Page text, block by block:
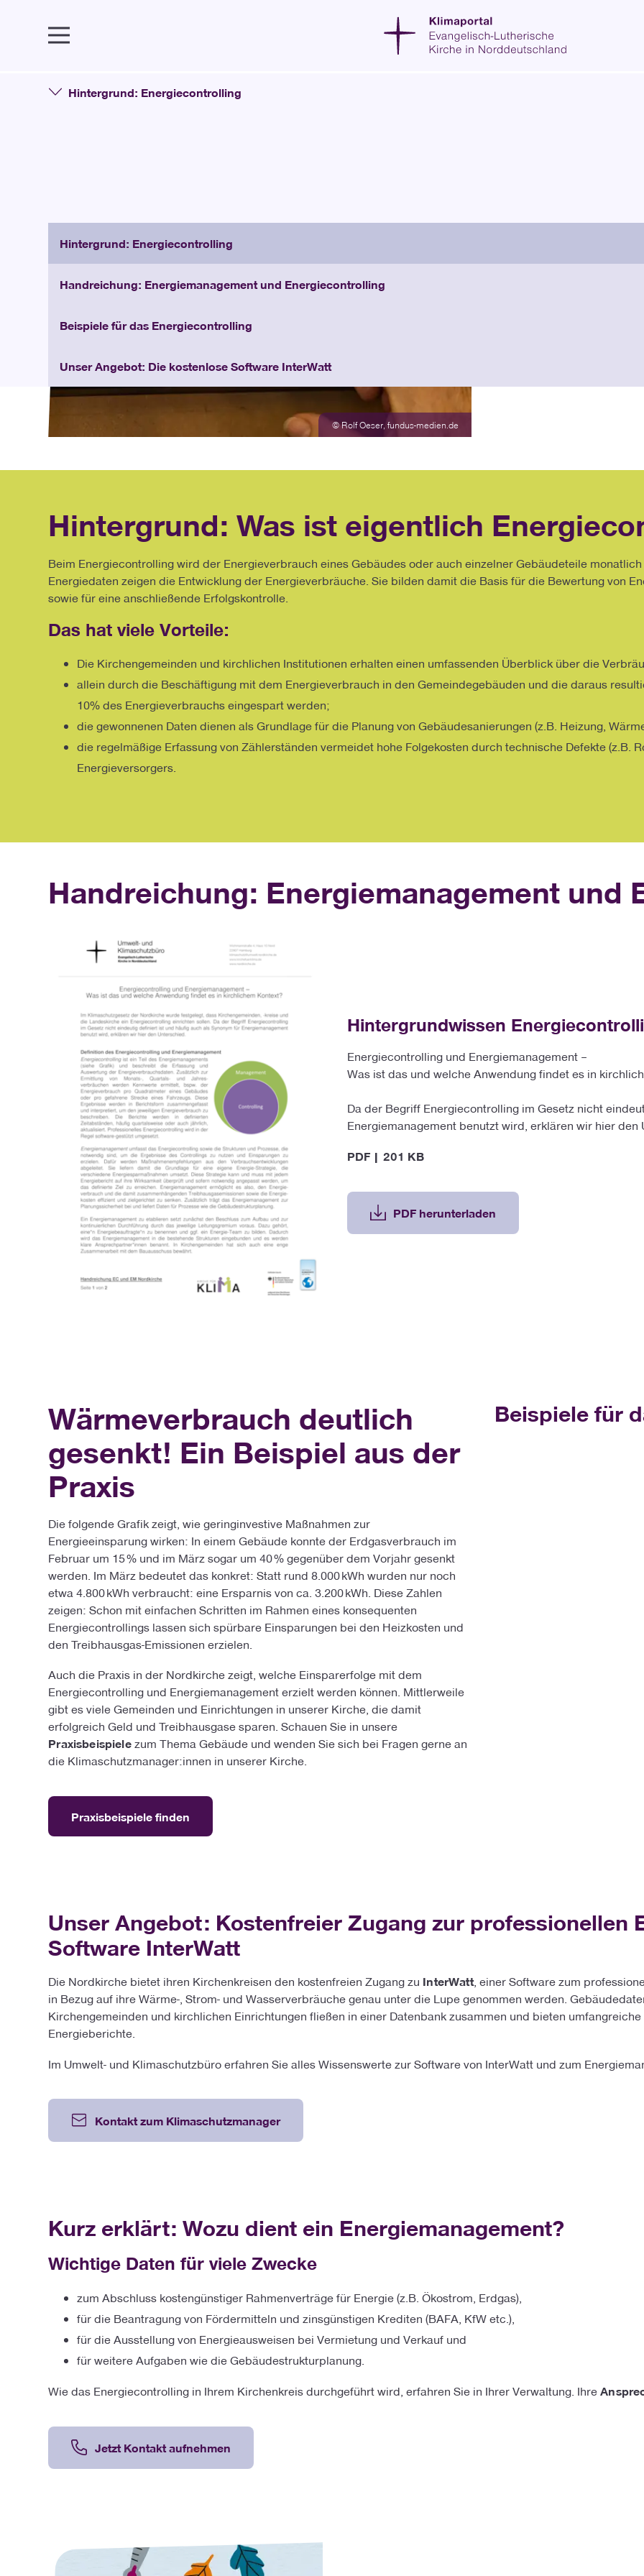
Hintergrund: Energiecontrolling
Hintergrund: Energiecontrolling
Handreichung: Energiemanagement und Energiecontrolling
Beispiele für das Energiecontrolling
Unser Angebot: Die kostenlose Software InterWatt
© Rolf Oeser, fundus-medien.de
ist man in der Lage
Hintergrund: Was ist eigentlich
Beim Energiecontrolling wird der Energieverbrauch eines Gebäudes oder auch einzelner Gebäudeteile
Energiedaten zeigen die Entwicklung der Energieverbräuche. Sie bilden damit die Basis für die Bewertung von
sowie für eine anschließende Erfolgskontrolle.
Das hat viele Vorteile:
Die Kirchengemeinden und kirchlichen Institutionen erhalten einen umfassenden Überblick über die
allein durch die Beschäftigung mit dem Energieverbrauch in den Gemeindegebäuden und die daraus
10% des Energieverbrauchs eingespart werden;
die gewonnenen Daten dienen als Grundlage für die Planung von Gebäudesanierungen (z.B. Heizung,
die regelmäßige Erfassung von Zählerständen vermeidet hohe Folgekosten durch technische Defekte (z.B.
Energieversorgers.
Handreichung: Energiemanagement und
Hintergrundwissen
Energiecontrolling und Energiemanagement –
Was ist das und welche Anwendung findet es in
Da der Begriff Energiecontrolling im Gesetz nicht
Energiemanagement benutzt wird, erklären wir hier den
PDF | 201 KB
PDF herunterladen
Wärmeverbrauch deutlich
gesenkt! Ein Beispiel aus der
Praxis
Die folgende Grafik zeigt, wie geringinvestive Maßnahmen zur
Energieeinsparung wirken: In einem Gebäude konnte der Erdgasverbrauch im
Februar um 15 % und im März sogar um 40 % gegenüber dem Vorjahr gesenkt
werden. Im März bedeutet das konkret: Statt rund 8.000 kWh wurden nur noch
etwa 4.800 kWh verbraucht: eine Ersparnis von ca. 3.200 kWh. Diese Zahlen
zeigen: Schon mit einfachen Schritten im Rahmen eines konsequenten
Energiecontrollings lassen sich spürbare Einsparungen bei den Heizkosten und
den Treibhausgas-Emissionen erzielen.
Auch die Praxis in der Nordkirche zeigt, welche Einsparerfolge mit dem
Energiecontrolling und Energiemanagement erzielt werden können. Mittlerweile
gibt es viele Gemeinden und Einrichtungen in unserer Kirche, die damit
erfolgreich Geld und Treibhausgase sparen. Schauen Sie in unsere
Praxisbeispielezum Thema Gebäude und wenden Sie sich bei Fragen gerne an
die Klimaschutzmanager:innen in unserer Kirche.
Praxisbeispiele finden
Beispiele für
Unser Angebot: Kostenfreier Zugang zur professionellen
Software InterWatt
Die Nordkirche bietet ihren Kirchenkreisen den kostenfreien Zugang zu InterWatt, einer Software zum
in Bezug auf ihre Wärme-, Strom- und Wasserverbräuche genau unter die Lupe genommen werden.
Kirchengemeinden und kirchlichen Einrichtungen fließen in einer Datenbank zusammen und bieten umfangreiche
Energieberichte.
Im Umwelt- und Klimaschutzbüro erfahren Sie alles Wissenswerte zur Software von InterWatt und zum
Kontakt zum Klimaschutzmanager
Kurz erklärt: Wozu dient ein Energiemanagement?
Wichtige Daten für viele Zwecke
zum Abschluss kostengünstiger Rahmenverträge für Energie (z.B. Ökostrom, Erdgas),
für die Beantragung von Fördermitteln und zinsgünstigen Krediten (BAFA, KfW etc.),
für die Ausstellung von Energieausweisen bei Vermietung und Verkauf und
für weitere Aufgaben wie die Gebäudestrukturplanung.
Wie das Energiecontrolling in Ihrem Kirchenkreis durchgeführt wird, erfahren Sie in Ihrer Verwaltung. Ihre
Jetzt Kontakt aufnehmen